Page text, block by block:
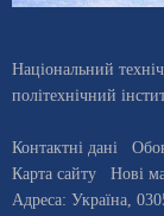
Національний
політехнічний
Контактні дані
Карта сайту
Нові
Адреса: Україна,